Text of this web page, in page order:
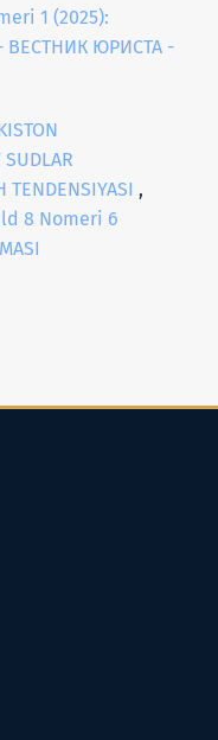
1 (2025):
ВЕСТНИК ЮРИСТА -
SUDLAR
TENDENSIYASI ,
8 Nomeri 6